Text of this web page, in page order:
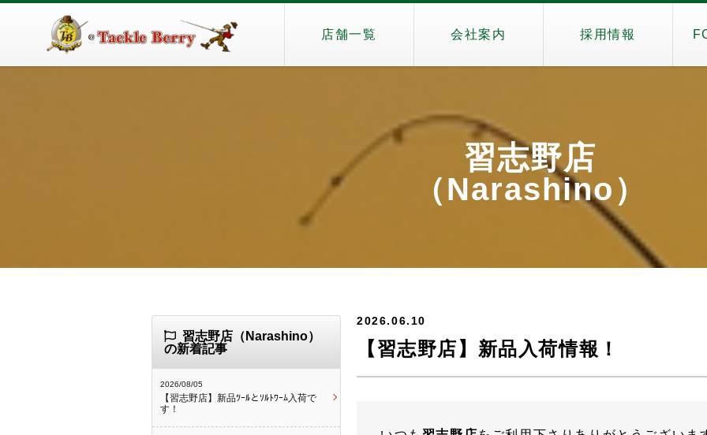
店舗一覧 会社案内 採用情報
習志野店
（Narashino）
2026.06.10
【習志野店】新品入荷情報！
習志野店（Narashino）
の新着記事
2026/08/05
【習志野店】新品ﾂｰﾙとｿﾙﾄﾜｰﾑ入荷で
す！